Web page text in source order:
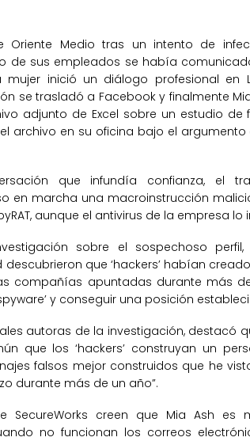
Medio tras un intento de
de sus empleados se había
inició un diálogo profesional en
se trasladó a Facebook y finalmente
adjunto de Excel sobre un estudio de
archivo en su oficina bajo el
que infundía confianza, el
en marcha una macroinstrucción
aunque el antivirus de la empresa lo
sobre el sospechoso
que ‘hackers’ habían
compañías apuntadas durante más
y conseguir una posición
autoras de la investigación, destacó
que los ‘hackers’ construyan un
falsos mejor construidos que he
durante más de un año”.
SecureWorks creen que Mia Ash
no funcionan los correos